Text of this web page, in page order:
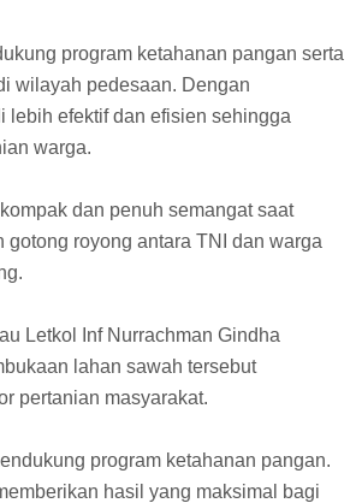
program ketahanan pangan serta
wilayah pedesaan. Dengan
lebih efektif dan efisien sehingga
warga.
dan penuh semangat saat
royong antara TNI dan warga
Letkol Inf Nurrachman Gindha
lahan sawah tersebut
pertanian masyarakat.
program ketahanan pangan.
hasil yang maksimal bagi